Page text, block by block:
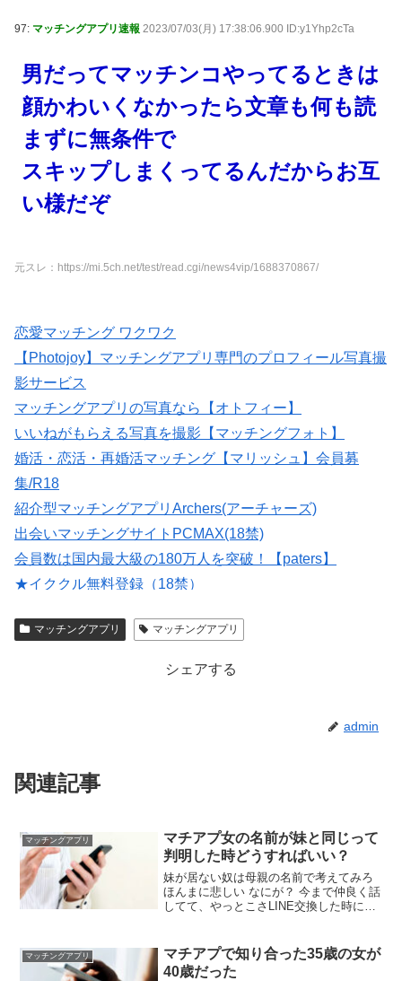
97: マッチングアプリ速報 2023/07/03(月) 17:38:06.900 ID:y1Yhp2cTa
男だってマッチンコやってるときは
顔かわいくなかったら文章も何も読
まずに無条件で
スキップしまくってるんだからお互
い様だぞ
元スレ：https://mi.5ch.net/test/read.cgi/news4vip/1688370867/
恋愛マッチング ワクワク
【Photojoy】マッチングアプリ専門のプロフィール写真撮
影サービス
マッチングアプリの写真なら【オトフィー】
いいねがもらえる写真を撮影【マッチングフォト】
婚活・恋活・再婚活マッチング【マリッシュ】会員募
集/R18
紹介型マッチングアプリArchers(アーチャーズ)
出会いマッチングサイトPCMAX(18禁)
会員数は国内最大級の180万人を突破！【paters】
★イククル無料登録（18禁）
付中】←←
マッチングアプリ マッチングアプリ
シェアする
admin
関連記事
マッチングアプリ
マチアプ女の名前が妹と同じって
判明した時どうすればいい？
妹が居ない奴は母親の名前で考えてみろ
ほんまに悲しい なにが？ 今まで仲良く話
してて、やっとこさLINE交換した時に名
ったし 名前が一緒だけでそんななるか？
愛せるか？
マッチングアプリ
マチアプで知り合った35歳の女が
40歳だった